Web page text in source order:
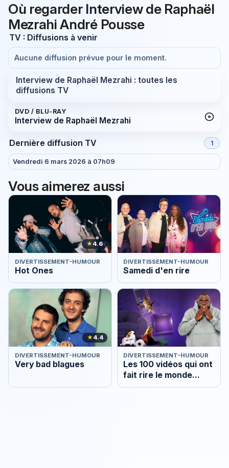
Où regarder Interview de Raphaël
Mezrahi André Pousse
TV : Diffusions à venir
Aucune diffusion prévue pour le moment.
Interview de Raphaël Mezrahi : toutes les
diffusions TV
DVD / BLU-RAY
Interview de Raphaël Mezrahi
Dernière diffusion TV 1
Vendredi 6 mars 2026 à 07h09
Vous aimerez aussi
★4.6
DIVERTISSEMENT-HUMOUR
Hot Ones
DIVERTISSEMENT-HUMOUR
Samedi d'en rire
★4.4
DIVERTISSEMENT-HUMOUR
Very bad blagues
DIVERTISSEMENT-HUMOUR
Les 100 vidéos qui ont
fait rire le monde
entier